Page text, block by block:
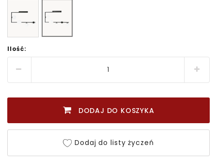
Ilość:
DODAJ DO KOSZYKA
Dodaj do listy życzeń